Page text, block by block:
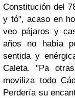
Constitución del
y tó", acaso en
veo pájaros y
años no había
sentida y
Caleta. "Pa
moviliza todo
Perdería su